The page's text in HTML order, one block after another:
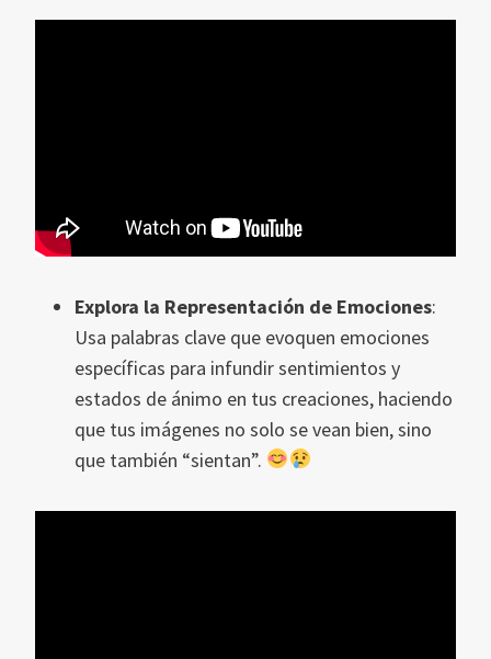
Explora la Representación de Emociones:
Usa palabras clave que evoquen emociones
específicas para infundir sentimientos y
estados de ánimo en tus creaciones, haciendo
que tus imágenes no solo se vean bien, sino
que también “sientan”.